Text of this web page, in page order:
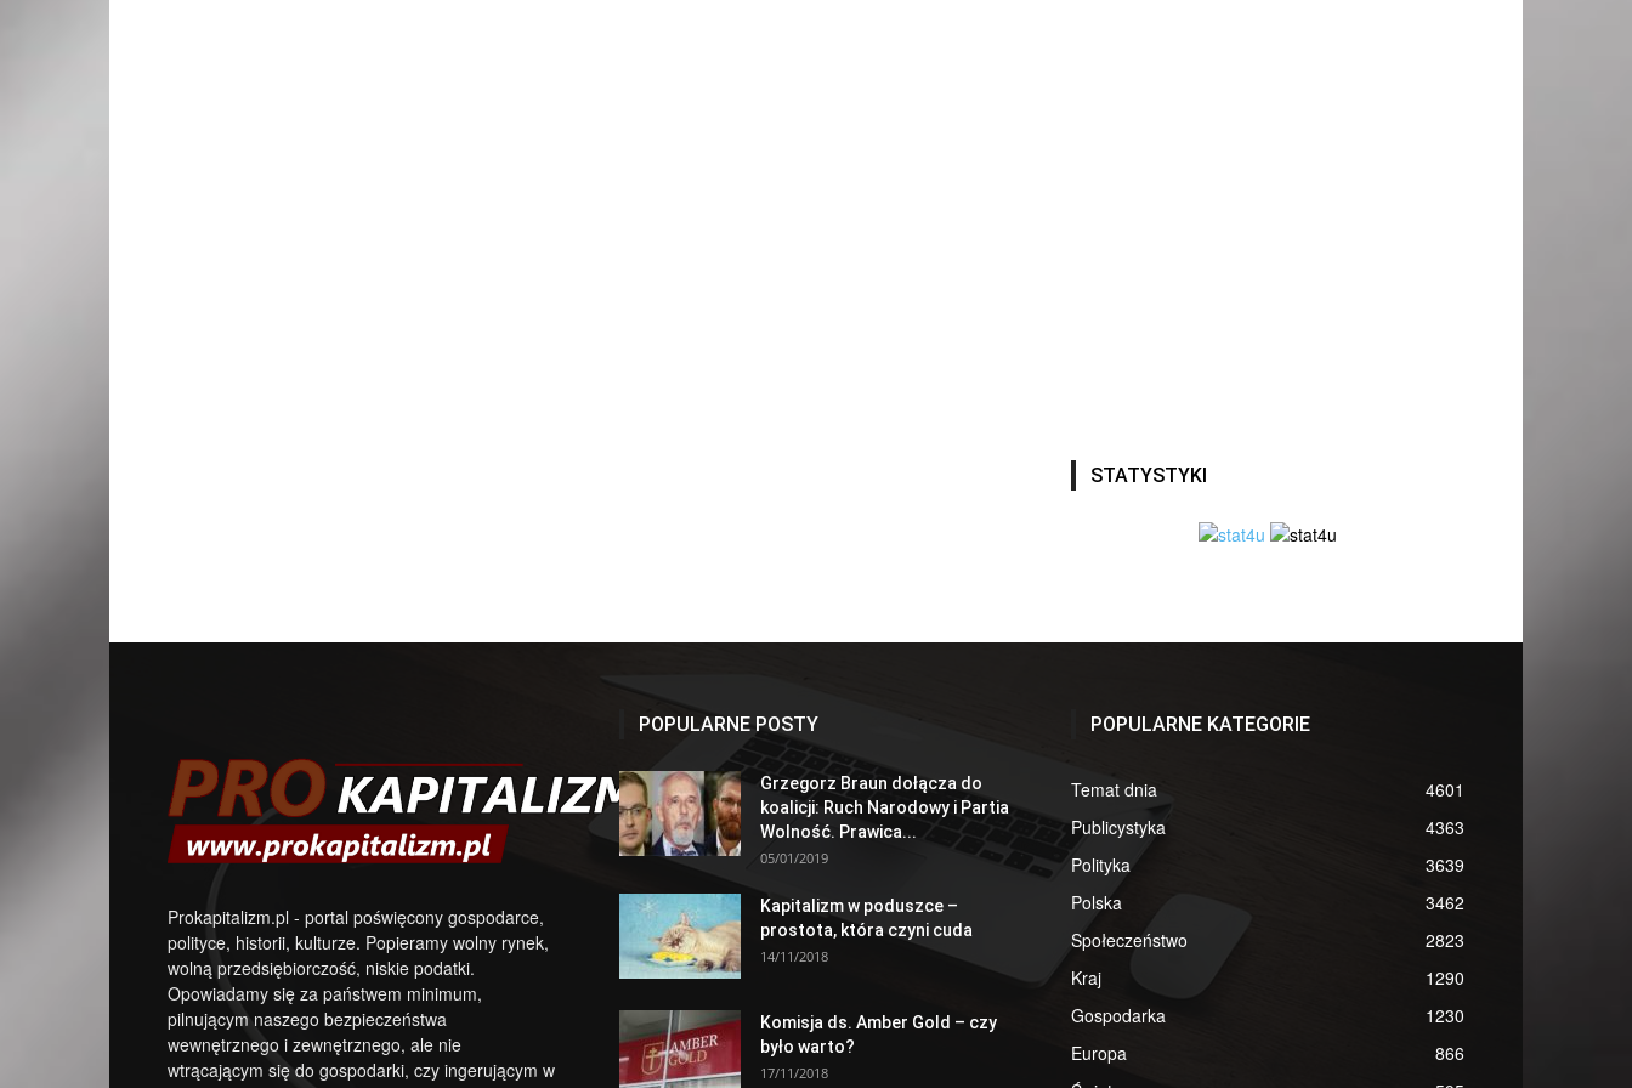
STATYSTYKI
Prokapitalizm.pl - portal poświęcony gospodarce,
polityce, historii, kulturze. Popieramy wolny rynek,
wolną przedsiębiorczość, niskie podatki.
Opowiadamy się za państwem minimum,
pilnującym naszego bezpieczeństwa
wewnętrznego i zewnętrznego, ale nie
wtrącającym się do gospodarki, czy ingerującym w
POPULARNE POSTY
Grzegorz Braun dołącza do
koalicji: Ruch Narodowy i Partia
Wolność. Prawica...
05/01/2019
Kapitalizm w poduszce –
prostota, która czyni cuda
14/11/2018
Komisja ds. Amber Gold – czy
było warto?
17/11/2018
POPULARNE KATEGORIE
Temat dnia
4601
Publicystyka
4363
Polityka
3639
Polska
3462
Społeczeństwo
2823
Kraj
1290
Gospodarka
1230
Europa
866